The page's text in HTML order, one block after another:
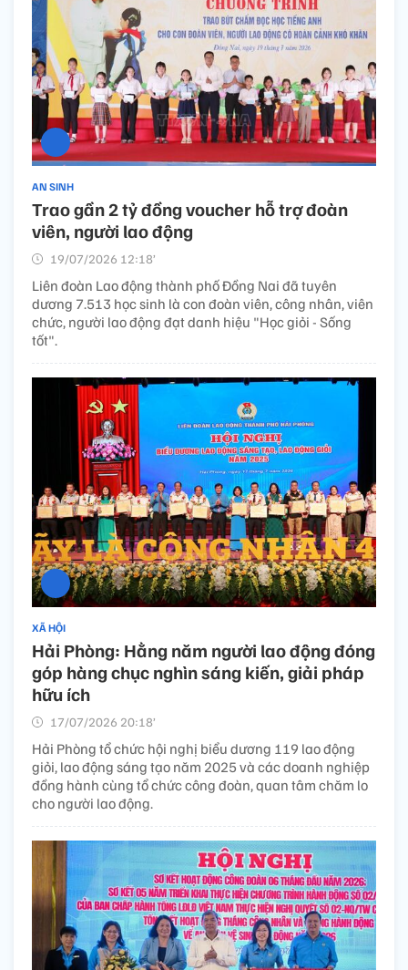
AN SINH
Trao gần 2 tỷ đồng voucher hỗ trợ đoàn
viên, người lao động
19/07/2026 12:18’
Liên đoàn Lao động thành phố Đồng Nai đã tuyên
dương 7.513 học sinh là con đoàn viên, công nhân, viên
chức, người lao động đạt danh hiệu "Học giỏi - Sống
tốt".
XÃ HỘI
Hải Phòng: Hằng năm người lao động đóng
góp hàng chục nghìn sáng kiến, giải pháp
hữu ích
17/07/2026 20:18’
Hải Phòng tổ chức hội nghị biểu dương 119 lao động
giỏi, lao động sáng tạo năm 2025 và các doanh nghiệp
đồng hành cùng tổ chức công đoàn, quan tâm chăm lo
cho người lao động.